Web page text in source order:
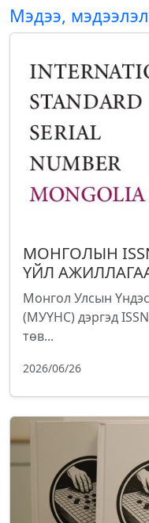
Мэдээ, мэдээлэл
МОНГОЛЫН
ҮЙЛ
Монгол Улсын
(МУҮНС) дэргэд
төв...
2026/06/26